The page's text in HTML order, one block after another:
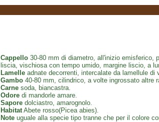
Cappello 30-80 mm di diametro, all'inizio emisferico,
liscia, vischiosa con tempo umido, margine liscio, a
Lamelle adnate decorrenti, intercalate da lamellule
Gambo 40-80 mm, cilindrico, a volte ingrossato altre
Carne soda, biancastra.
Odore di mandorle amare.
Sapore dolciastro, amarognolo.
HabitatAbete rosso(Picea abies).
Note uguale alla specie tipo tranne che per il colore